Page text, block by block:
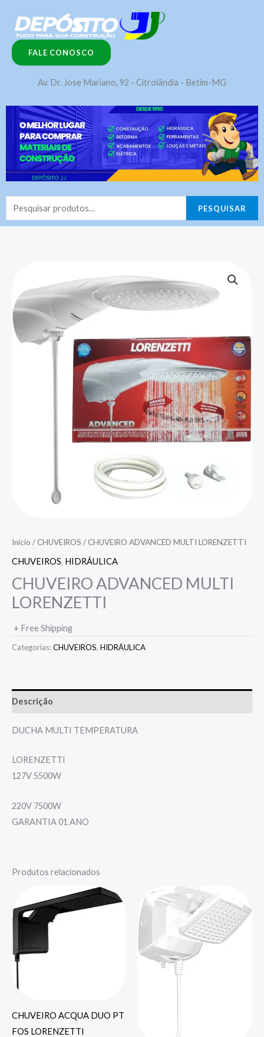
para
conteúdoFALE CONOSCO
Av. Dr. Jose Mariano, 92 - Citrolândia - Betim-MG
Pesquisar
por:
PESQUISAR
Início / CHUVEIROS / CHUVEIRO ADVANCED MULTI LORENZETTI
CHUVEIROS, HIDRÁULICA
CHUVEIRO ADVANCED MULTI
LORENZETTI
+ Free Shipping
Categorias:CHUVEIROS, HIDRÁULICA
Descrição
DUCHA MULTI TEMPERATURA
LORENZETTI
127V 5500W
220V 7500W
GARANTIA 01 ANO
Produtos relacionados
CHUVEIRO ACQUA DUO PT
FOS LORENZETTI